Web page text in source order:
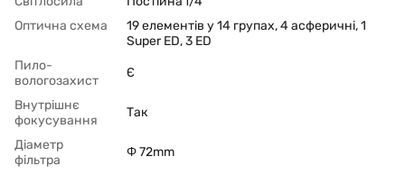
Оптична схема
19 елементів у 14 групах, 4 асферичні, 1
Super ED, 3 ED
Пило-
вологозахист
Є
Внутрішнє
фокусування
Так
Діаметр
фільтра
Φ 72mm